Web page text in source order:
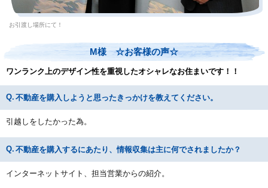
お引渡し場所にて！
M様 ☆お客様の声☆
ワンランク上のデザイン性を重視したオシャレなお住まいです！！
不動産を購入しようと思ったきっかけを教えてください。
引越しをしたかった為。
不動産を購入するにあたり、情報収集は主に何でされましたか？
インターネットサイト、担当営業からの紹介。